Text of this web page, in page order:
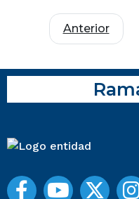
Anterior